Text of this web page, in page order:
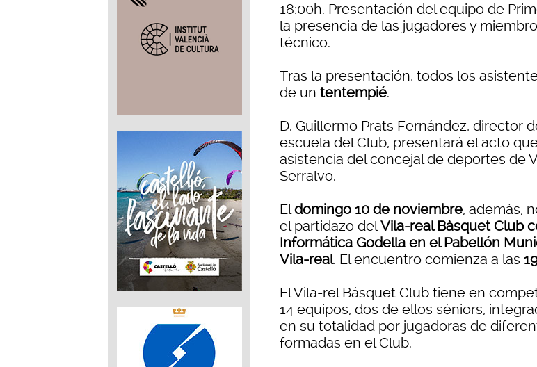
18:00h. Presentación del equipo de
la presencia de las jugadores y
técnico.
Tras la presentación, todos los
de un tentempié.
D. Guillermo Prats Fernández, director
escuela del Club, presentará el acto
asistencia del concejal de deportes de
Serralvo.
Eldomingo 10 de noviembre, además,
el partidazo delVila-real Bàsquet Club
Informática Godella en el Pabellón
Vila-real. El encuentro comienza a las
El Vila-rel Básquet Club tiene en
14 equipos, dos de ellos séniors,
en su totalidad por jugadoras de
formadas en el Club.